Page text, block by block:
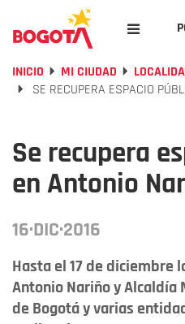
INICIO MI CIUDAD
SE RECUPERA ESPACIO
Se recupera
en Antonio
16·DIC·2016
Hasta el 17 de diciembre
Antonio Nariño y Alcaldía
de Bogotá y varias